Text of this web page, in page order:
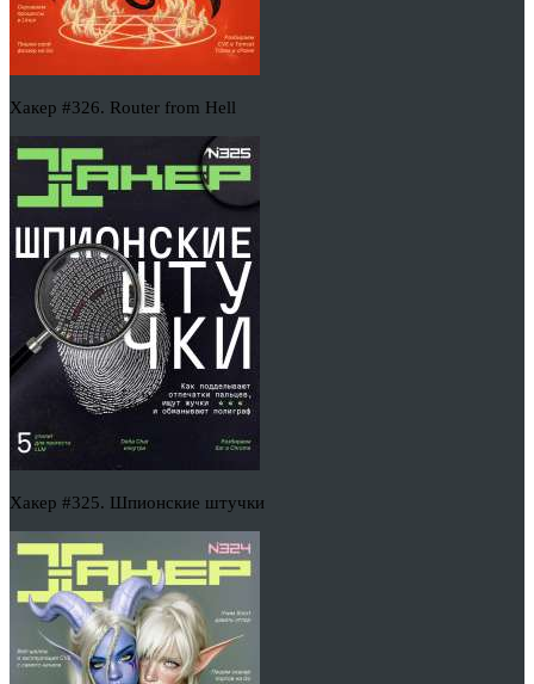
Хакер #326. Router from Hell
Хакер #325. Шпионские штучки